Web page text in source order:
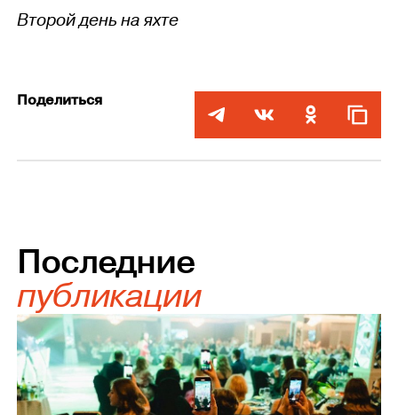
Второй день на яхте
Поделиться
Последние
публикации